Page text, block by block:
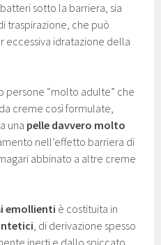
sotto la barriera, sia
traspirazione, che può
eccessiva idratazione della
persone “molto adulte” che
creme così formulate,
una pelle davvero molto
nell’effetto barriera di
abbinato a altre creme
emollienti è costituita in
, di derivazione spesso
inerti e dallo spiccato